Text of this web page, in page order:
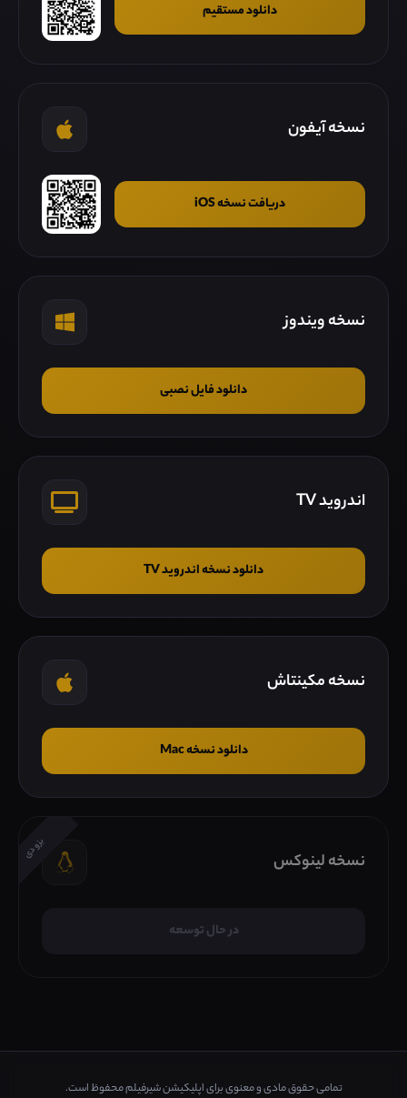
دانلود مستقیم
نسخه آیفون
دریافت نسخه iOS
نسخه ویندوز
دانلود فایل نصبی
اندروید TV
دانلود نسخه اندروید TV
نسخه مکینتاش
دانلود نسخه Mac
بزودی
نسخه لینوکس
در حال توسعه
تمامی حقوق مادی و معنوی برای اپلیکیشن شیرفیلم محفوظ است.